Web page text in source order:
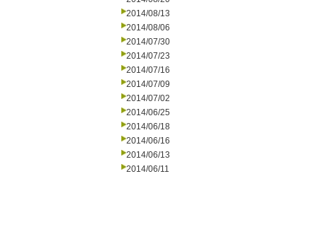
2014/08/13
2014/08/06
2014/07/30
2014/07/23
2014/07/16
2014/07/09
2014/07/02
2014/06/25
2014/06/18
2014/06/16
2014/06/13
2014/06/11